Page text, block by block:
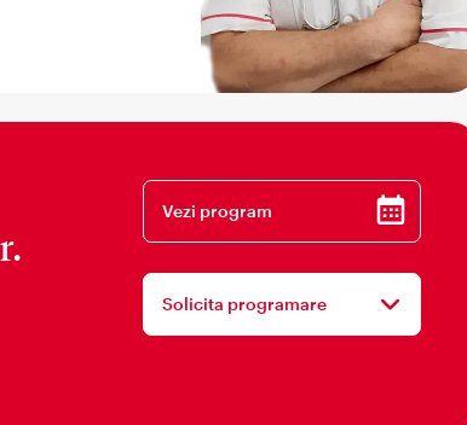
Vezi program
Solicita programare